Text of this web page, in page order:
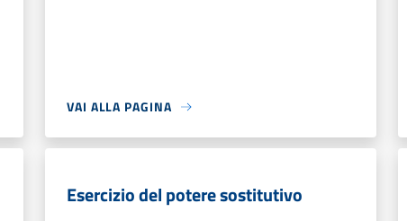
VAI ALLA PAGINA
Esercizio del potere sostitutivo